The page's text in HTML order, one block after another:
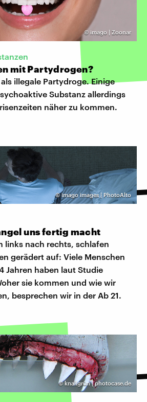
© imago | Zoonar
mit Partydrogen?
illegale Partydroge. Einige
Substanz allerdings
näher zu kommen.
©imago images | PhotoAlto
uns fertig macht
links nach rechts, schlafen
gerädert auf: Viele Menschen
Jahren haben laut Studie
sie kommen und wie wir
besprechen wir in der Ab 21.
© knallgrün | photocase.de